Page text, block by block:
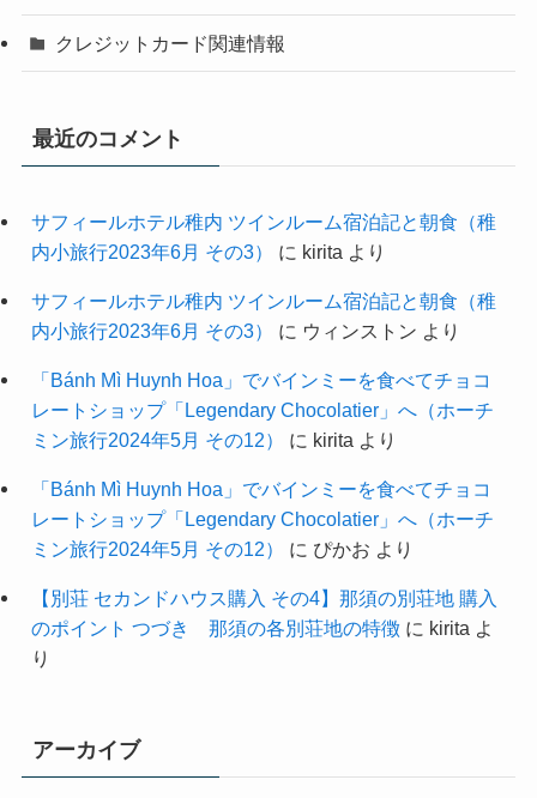
クレジットカード関連情報
最近のコメント
サフィールホテル稚内 ツインルーム宿泊記と朝食（稚
内小旅行2023年6月 その3）
に kirita より
サフィールホテル稚内 ツインルーム宿泊記と朝食（稚
内小旅行2023年6月 その3）
に ウィンストン より
「Bánh Mì Huynh Hoa」でバインミーを食べてチョコ
レートショップ「Legendary Chocolatier」へ（ホーチ
ミン旅行2024年5月 その12）
に kirita より
「Bánh Mì Huynh Hoa」でバインミーを食べてチョコ
レートショップ「Legendary Chocolatier」へ（ホーチ
ミン旅行2024年5月 その12）
に ぴかお より
【別荘 セカンドハウス購入 その4】那須の別荘地 購入
のポイント つづき 那須の各別荘地の特徴に kirita よ
り
アーカイブ